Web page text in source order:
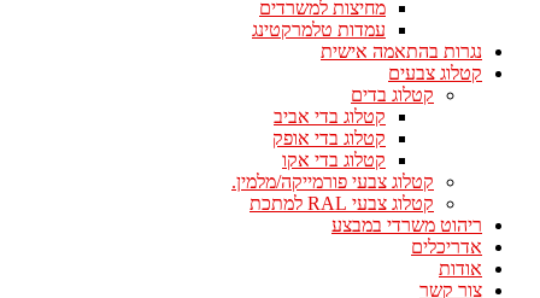
מחיצות למשרדים
עמדות טלמרקטינג
נגרות בהתאמה אישית
קטלוג צבעים
קטלוג בדים
קטלוג בדי אביב
קטלוג בדי אופק
קטלוג בדי אקו
קטלוג צבעי פורמייקה/מלמין.
קטלוג צבעי RAL למתכת
ריהוט משרדי במבצע
אדריכלים
אודות
צור קשר